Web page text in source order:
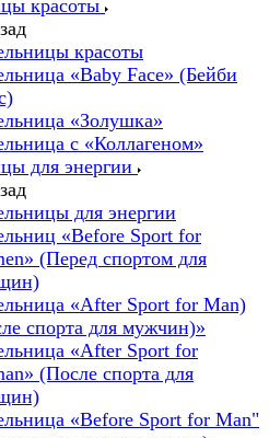
красоты
красоты
«Baby Face» (Бейби
«Золушка»
с «Коллагеном»
для энергии
для энергии
«Before Sport for
(Перед спортом для
«After Sport for Man)
спорта для мужчин)»
«After Sport for
(После спорта для
«Before Sport for Man"